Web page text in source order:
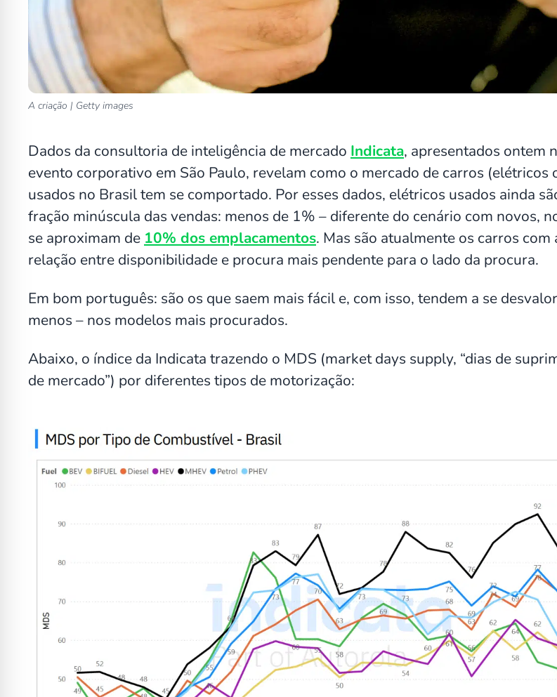
A criação | Getty images
Dados da consultoria de inteligência de mercado Indicata, apresentados ontem
evento corporativo em São Paulo, revelam como o mercado de carros (elétricos
usados no Brasil tem se comportado. Por esses dados, elétricos usados ainda
fração minúscula das vendas: menos de 1% – diferente do cenário com novos,
se aproximam de 10% dos emplacamentos. Mas são atualmente os carros com
relação entre disponibilidade e procura mais pendente para o lado da procura.
Em bom português: são os que saem mais fácil e, com isso, tendem a se
menos – nos modelos mais procurados.
Abaixo, o índice da Indicata trazendo o MDS (market days supply, “dias de
de mercado”) por diferentes tipos de motorização: